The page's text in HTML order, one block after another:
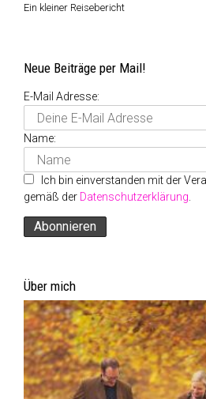
Ein kleiner Reisebericht
Neue Beiträge per Mail!
E-Mail Adresse:
Name:
Ich bin einverstanden mit der
gemäß der Datenschutzerklärung.
Über mich